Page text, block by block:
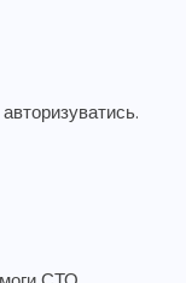
авторизуватись.